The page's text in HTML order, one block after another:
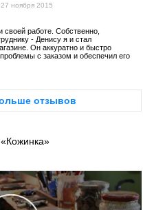
27 ноября 2015
своей работе. Собственно,
- Денису я и стал
Он аккуратно и быстро
с заказом и обеспечил его
отзывов